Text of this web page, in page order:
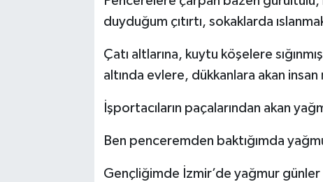
duyduğum çıtırtı, sokaklarda
Çatı altlarına, kuytu köşelere
altında evlere, dükkanlara akan insan
İşportacıların paçalarından akan
Ben penceremden baktığımda
Gençliğimde İzmir’de yağmur